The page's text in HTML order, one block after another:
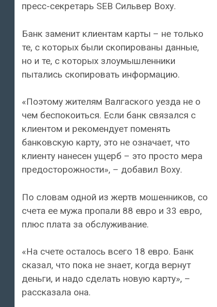
пресс-секретарь SEB Сильвер Воху.
Банк заменит клиентам карты – не только
те, с которых были скопированы данные,
но и те, с которых злоумышленники
пытались скопировать информацию.
«Поэтому жителям Валгаского уезда не о
чем беспокоиться. Если банк связался с
клиентом и рекомендует поменять
банковскую карту, это не означает, что
клиенту нанесен ущерб – это просто мера
предосторожности», – добавил Воху.
По словам одной из жертв мошенников, со
счета ее мужа пропали 88 евро и 33 евро,
плюс плата за обслуживание.
«На счете осталось всего 18 евро. Банк
сказал, что пока не знает, когда вернут
деньги, и надо сделать новую карту», –
рассказала она.